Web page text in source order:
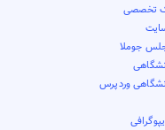
تخصصی
جوملا
وردپرس